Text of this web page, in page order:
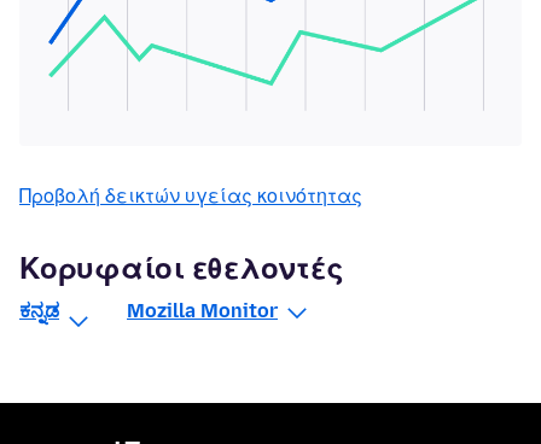
Προβολή δεικτών υγείας κοινότητας
Κορυφαίοι εθελοντές
ಕನ್ನಡ Mozilla Monitor